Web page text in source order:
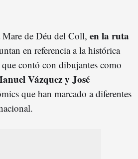
Mare de Déu del Coll, en la ruta
en referencia a la histórica
contó con dibujantes como
Vázquez y José
que han marcado a diferentes